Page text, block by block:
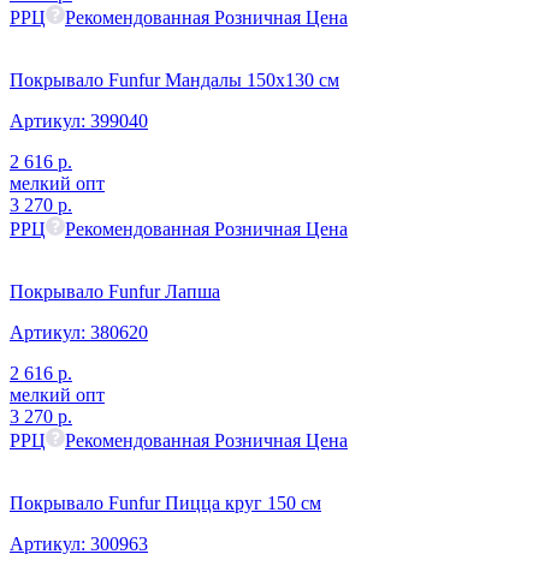
РРЦ
Рекомендованная Розничная Цена
Покрывало Funfur Мандалы 150х130 см
Артикул: 399040
2 616 р.
мелкий опт
3 270 р.
РРЦ
Рекомендованная Розничная Цена
Покрывало Funfur Лапша
Артикул: 380620
2 616 р.
мелкий опт
3 270 р.
РРЦ
Рекомендованная Розничная Цена
Покрывало Funfur Пицца круг 150 см
Артикул: 300963